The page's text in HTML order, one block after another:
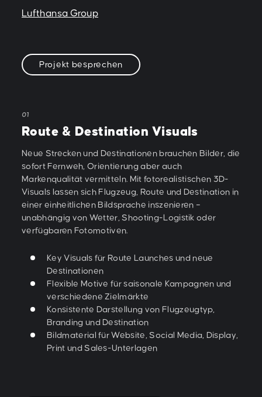
Lufthansa Group
Projekt besprechen
01
Route & Destination Visuals
Neue Strecken und Destinationen brauchen Bilder, die
sofort Fernweh, Orientierung aber auch
Markenqualität vermitteln. Mit fotorealistischen 3D-
Visuals lassen sich Flugzeug, Route und Destination in
einer einheitlichen Bildsprache inszenieren –
unabhängig von Wetter, Shooting-Logistik oder
verfügbaren Fotomotiven.
Key Visuals für Route Launches und neue
Destinationen
Flexible Motive für saisonale Kampagnen und
verschiedene Zielmärkte
Konsistente Darstellung von Flugzeugtyp,
Branding und Destination
Bildmaterial für Website, Social Media, Display,
Print und Sales-Unterlagen